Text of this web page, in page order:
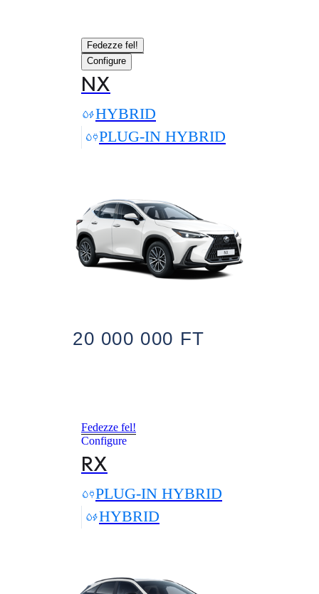
Fedezze fel!
Configure
NX
HYBRID
PLUG-IN HYBRID
20 000 000 FT
Fedezze fel!
Configure
RX
PLUG-IN HYBRID
HYBRID